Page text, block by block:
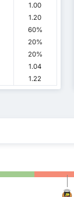
1.00
1.20
60%
20%
20%
1.04
1.22